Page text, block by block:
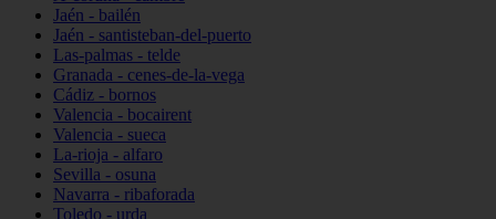
Jaén - bailén
Jaén - santisteban-del-puerto
Las-palmas - telde
Granada - cenes-de-la-vega
Cádiz - bornos
Valencia - bocairent
Valencia - sueca
La-rioja - alfaro
Sevilla - osuna
Navarra - ribaforada
Toledo - urda